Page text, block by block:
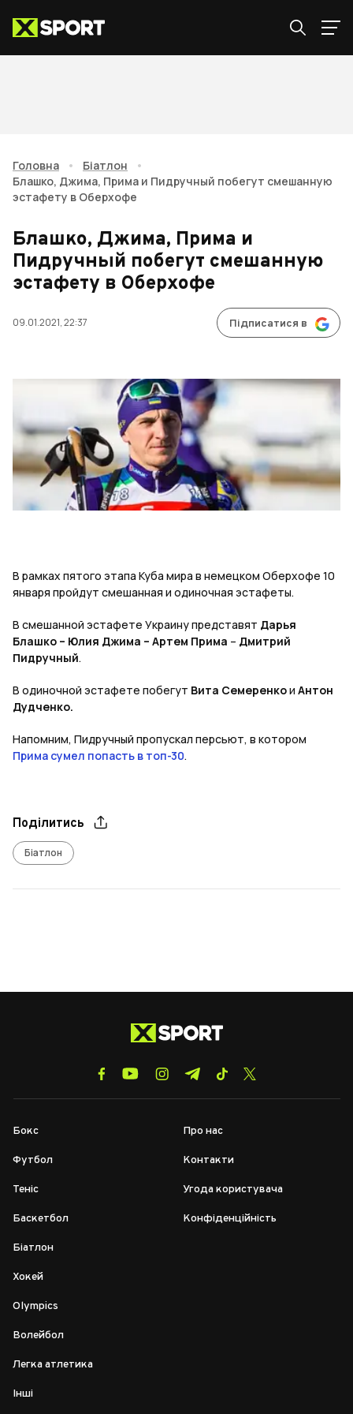
Головна • Біатлон
•
Блашко, Джима, Прима и Пидручный побегут смешанную
эстафету в Оберхофе
Блашко, Джима, Прима и
Пидручный побегут смешанную
эстафету в Оберхофе
09.01.2021, 22:37 Підписатися в
В рамках пятого этапа Куба мира в немецком Оберхофе 10
января пройдут смешанная и одиночная эстафеты.
В смешанной эстафете Украину представят Дарья
Блашко – Юлия Джима – Артем Прима – Дмитрий
Пидручный.
В одиночной эстафете побегут Вита Семеренкои Антон
Дудченко.
Напомним, Пидручный пропускал персьют, в котором
Прима сумел попасть в топ-30.
Поділитись
Біатлон
Бокс
Футбол
Теніс
Баскетбол
Біатлон
Хокей
Olympics
Волейбол
Легка атлетика
Інші
Про нас
Контакти
Угода користувача
Конфіденційність